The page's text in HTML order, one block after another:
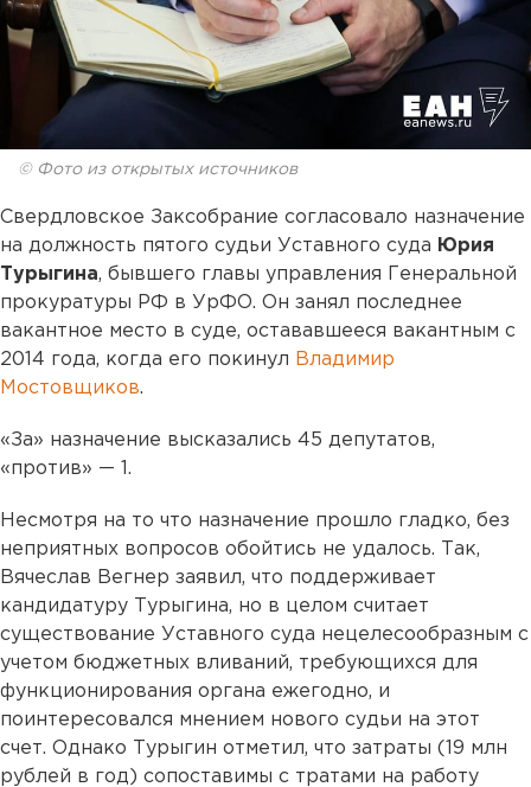
© Фото из открытых источников
Свердловское Заксобрание согласовало назначение
на должность пятого судьи Уставного суда Юрия
Турыгина, бывшего главы управления Генеральной
прокуратуры РФ в УрФО. Он занял последнее
вакантное место в суде, остававшееся вакантным с
2014 года, когда его покинул Владимир
Мостовщиков.
«За» назначение высказались 45 депутатов,
«против» — 1.
Несмотря на то что назначение прошло гладко, без
неприятных вопросов обойтись не удалось. Так,
Вячеслав Вегнер заявил, что поддерживает
кандидатуру Турыгина, но в целом считает
существование Уставного суда нецелесообразным с
учетом бюджетных вливаний, требующихся для
функционирования органа ежегодно, и
поинтересовался мнением нового судьи на этот
счет. Однако Турыгин отметил, что затраты (19 млн
рублей в год) сопоставимы с тратами на работу